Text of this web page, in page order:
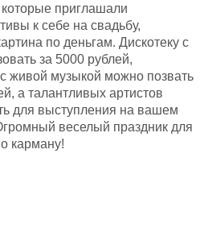
приглашали
к себе на свадьбу,
по деньгам. Дискотеку с
за 5000 рублей,
живой музыкой можно позвать
а талантливых артистов
для выступления на вашем
веселый праздник для
карману!